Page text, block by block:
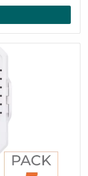
Wifi Tactile
finition en verre et
s'intégrera
86x86mm lui
votre intérieur.
La surface tactile
l'ouverture et la
Le retour
de l'ordre. Très
optimal.
cet interrupteur
écoute pour
produit.